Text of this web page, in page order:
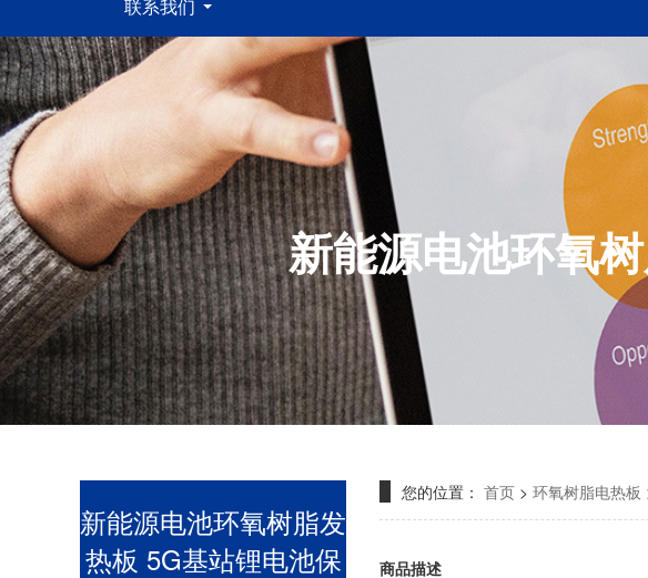
联系我们
新能源电池环氧
新能源电池环氧树脂发
热板 5G基站锂电池保
您的位置： 首页 > 环氧树脂电热板
商品描述